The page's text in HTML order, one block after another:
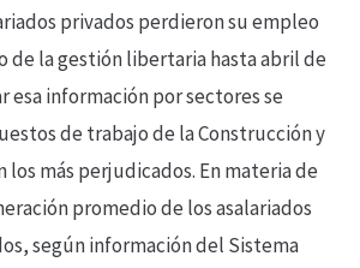
privados perdieron su empleo
de la gestión libertaria hasta abril de
esa información por sectores se
de trabajo de la Construcción y
más perjudicados. En materia de
promedio de los asalariados
según información del Sistema